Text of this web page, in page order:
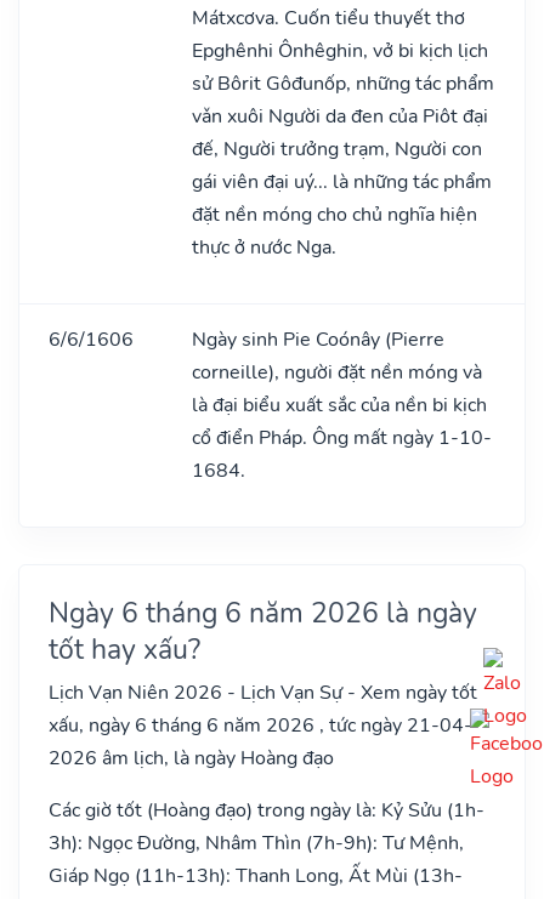
Mátxcơva. Cuốn tiểu thuyết thơ
Epghênhi Ônhêghin, vở bi kịch lịch
sử Bôrit Gôđunốp, những tác phẩm
vǎn xuôi Người da đen của Piôt đại
đế, Người trưởng trạm, Người con
gái viên đại uý... là những tác phẩm
đặt nền móng cho chủ nghĩa hiện
thực ở nước Nga.
6/6/1606
Ngày sinh Pie Coónây (Pierre
corneille), người đặt nền móng và
là đại biểu xuất sắc của nền bi kịch
cổ điển Pháp. Ông mất ngày 1-10-
1684.
Ngày 6 tháng 6 năm 2026 là ngày
tốt hay xấu?
Lịch Vạn Niên 2026 - Lịch Vạn Sự - Xem ngày tốt
xấu, ngày 6 tháng 6 năm 2026 , tức ngày 21-04-
2026 âm lịch, là ngày Hoàng đạo
Các giờ tốt (Hoàng đạo) trong ngày là: Kỷ Sửu (1h-
3h): Ngọc Đường, Nhâm Thìn (7h-9h): Tư Mệnh,
Giáp Ngọ (11h-13h): Thanh Long, Ất Mùi (13h-